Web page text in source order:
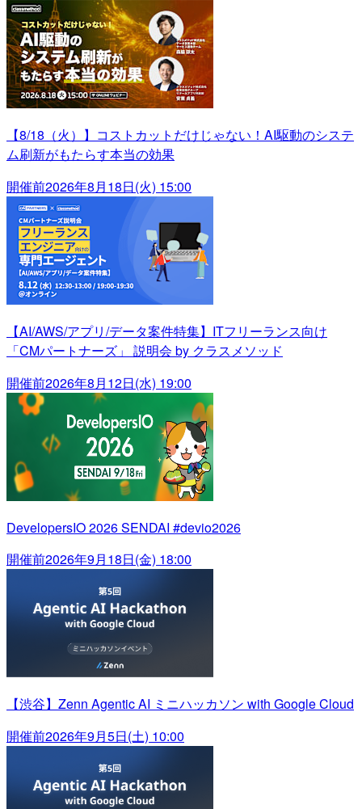
【8/18（火）】コストカットだけじゃない！AI駆動のシステ
ム刷新がもたらす本当の効果
開催前2026年8月18日(火) 15:00
【AI/AWS/アプリ/データ案件特集】ITフリーランス向け
「CMパートナーズ」 説明会 by クラスメソッド
開催前2026年8月12日(水) 19:00
DevelopersIO 2026 SENDAI #devio2026
開催前2026年9月18日(金) 18:00
【渋谷】Zenn Agentic AI ミニハッカソン with Google Cloud
開催前2026年9月5日(土) 10:00